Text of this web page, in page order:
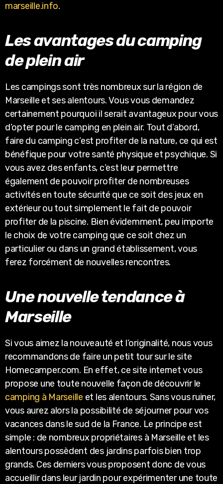
marseille.info.
Les avantages du camping
de plein air
Les campings sont très nombreux sur la région de
Marseille et ses alentours. Vous vous demandez
certainement pourquoi il serait avantageux pour vous
d’opter pour le camping en plein air. Tout d’abord,
faire du camping c’est profiter de la nature, ce qui est
bénéfique pour votre santé physique et psychique. Si
vous avez des enfants, c’est leur permettre
également de pouvoir profiter de nombreuses
activités en toute sécurité que ce soit des jeux en
extérieur ou tout simplement le fait de pouvoir
profiter de la piscine. Bien évidemment, peu importe
le choix de votre camping que ce soit chez un
particulier ou dans un grand établissement, vous
ferez forcément de nouvelles rencontres.
Une nouvelle tendance à
Marseille
Si vous aimez la nouveauté et l’originalité, nous vous
recommandons de faire un petit tour sur le site
Homecamper.com. En effet, ce site internet vous
propose une toute nouvelle façon de découvrir le
camping à Marseille et les alentours. Sans vous ruiner,
vous aurez alors la possibilité de séjourner pour vos
vacances dans le sud de la France. Le principe est
simple : de nombreux propriétaires à Marseille et les
alentours possèdent des jardins parfois bien trop
grands. Ces derniers vous proposent donc de vous
accueillir dans leur jardin pour expérimenter une toute